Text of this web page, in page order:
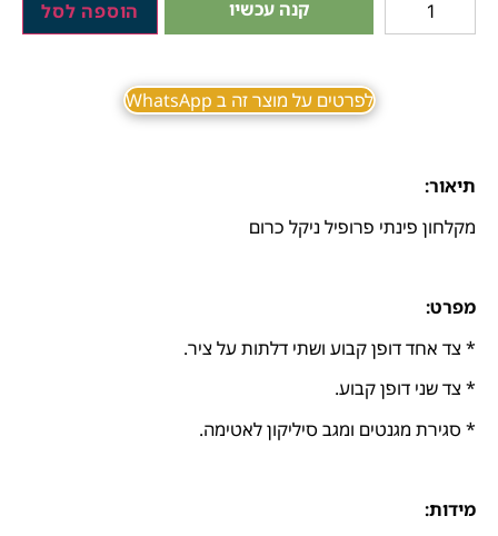
קנה עכשיו הוספה לסל
לפרטים על מוצר זה ב WhatsApp
תיאור:
מקלחון פינתי פרופיל ניקל כרום
מפרט:
* צד אחד דופן קבוע ושתי דלתות על ציר.
* צד שני דופן קבוע.
* סגירת מגנטים ומגב סיליקון לאטימה.
מידות: